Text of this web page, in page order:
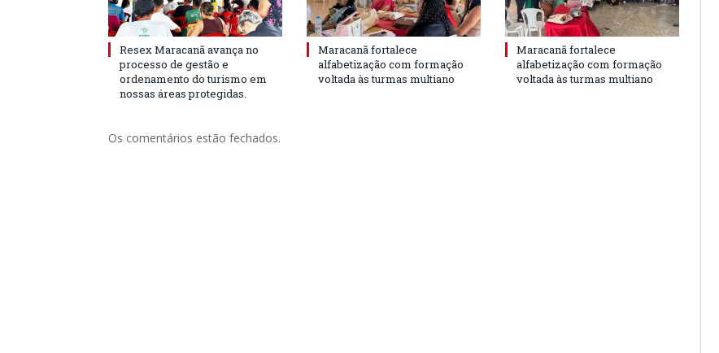
Resex Maracanã avança no
processo de gestão e
ordenamento do turismo em
nossas áreas protegidas.
Maracanã fortalece
alfabetização com formação
voltada às turmas multiano
Maracanã fortalece
alfabetização com formação
voltada às turmas multiano
Os comentários estão fechados.